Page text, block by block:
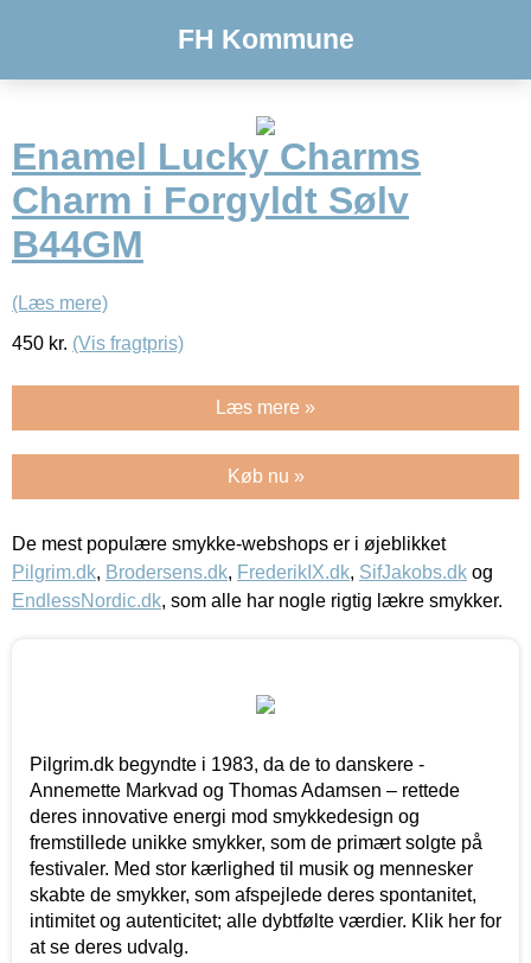
FH Kommune
Enamel Lucky Charms
Charm i Forgyldt Sølv
B44GM
(Læs mere)
450 kr. (Vis fragtpris)
Læs mere »
Køb nu »
De mest populære smykke-webshops er i øjeblikket
Pilgrim.dk, Brodersens.dk, FrederikIX.dk, SifJakobs.dk og
EndlessNordic.dk, som alle har nogle rigtig lækre smykker.
Pilgrim.dk begyndte i 1983, da de to danskere -
Annemette Markvad og Thomas Adamsen – rettede
deres innovative energi mod smykkedesign og
fremstillede unikke smykker, som de primært solgte på
festivaler. Med stor kærlighed til musik og mennesker
skabte de smykker, som afspejlede deres spontanitet,
intimitet og autenticitet; alle dybtfølte værdier. Klik her for
at se deres udvalg.